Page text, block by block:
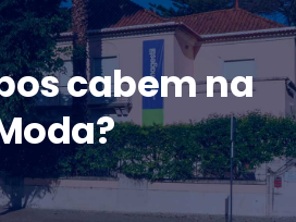
A MAGESTIL
CURSOS
ACADEMIA
cabem na